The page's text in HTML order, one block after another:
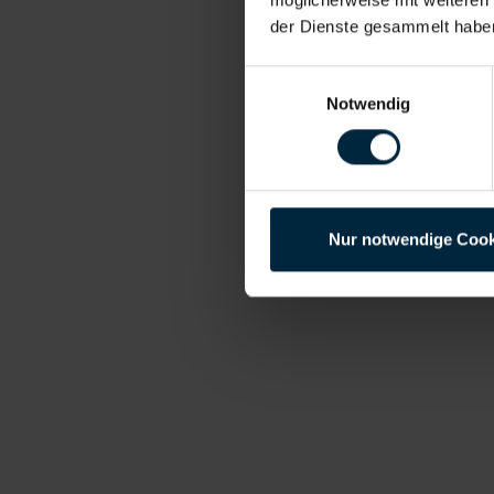
der Dienste gesammelt
Notwendig
Nur notwendige